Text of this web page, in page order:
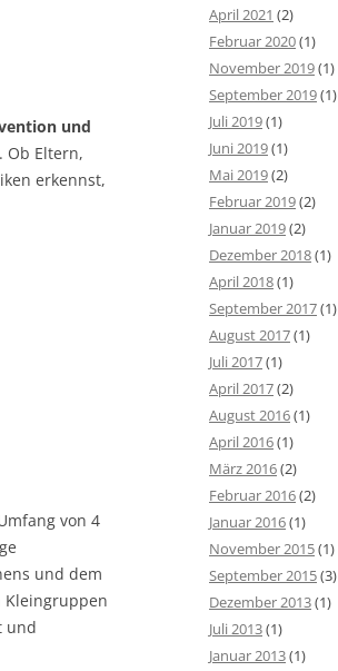
und
Ob Eltern,
erkennst,
von 4
und dem
und
April 2021 (2)
Februar 2020(1)
November 2019(1)
September 2019(1)
Juli 2019(1)
Juni 2019(1)
Mai 2019(2)
Februar 2019(2)
Januar 2019(2)
Dezember 2018(1)
April 2018(1)
September 2017(1)
August 2017(1)
Juli 2017(1)
April 2017(2)
August 2016(1)
April 2016(1)
März 2016(2)
Februar 2016(2)
Januar 2016(1)
November 2015(1)
September 2015(3)
Dezember 2013(1)
Juli 2013(1)
Januar 2013(1)